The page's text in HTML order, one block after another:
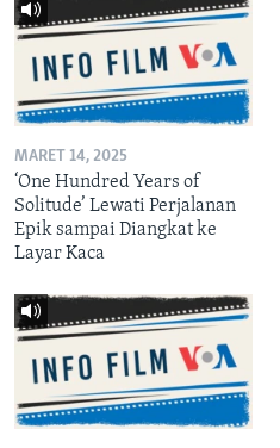
MARET 14, 2025
‘One Hundred Years of
Solitude’ Lewati Perjalanan
Epik sampai Diangkat ke
Layar Kaca